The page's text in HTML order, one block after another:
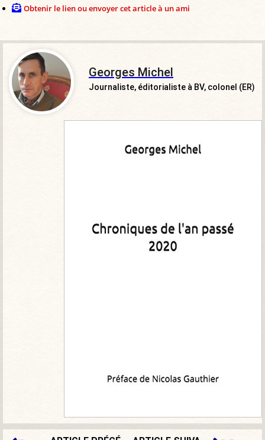
Obtenir le lien ou envoyer cet article à un ami
Georges Michel
Journaliste, éditorialiste à BV, colonel (ER)